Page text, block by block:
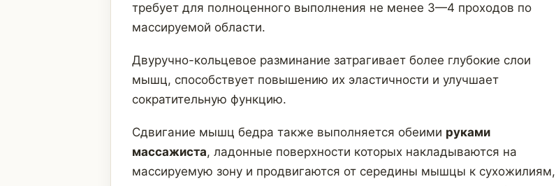
требует для полноценного выполнения не менее 3—4 проходов по
массируемой области.
Двуручно-кольцевое разминание затрагивает более глубокие слои
мышц, способствует повышению их эластично­сти и улучшает
сократительную функцию.
Сдвигание мышц бедра также выполняется обеими руками
массажиста, ладонные поверхности которых накладываются на
массируемую зону и продвигаются от середины мышцы к сухожилиям,